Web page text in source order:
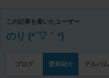
この記事を書いたユーザー
のり (*´▽｀*)
ブログ 愛車紹介 アルバム